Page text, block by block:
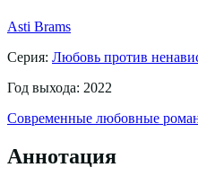
Asti Brams
Серия: Любовь против
Год выхода: 2022
Современные любовные
Аннотация